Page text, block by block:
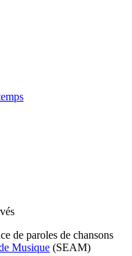
de paroles de chansons
Musique (SEAM)